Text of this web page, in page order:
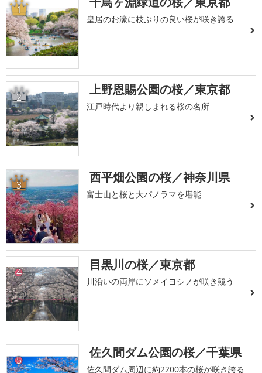
1
皇居のお濠に枝ぶりの良い桜が咲き誇る
2 上野恩賜公園の桜／東京都
江戸時代より親しまれる桜の名所
3 西平畑公園の桜／神奈川県
富士山と桜と大パノラマを堪能
4 目黒川の桜／東京都
川沿いの両岸にソメイヨシノが咲き競う
5 佐久間ダム公園の桜／千葉県
佐久間ダム周辺に約2200本の桜が咲き誇る